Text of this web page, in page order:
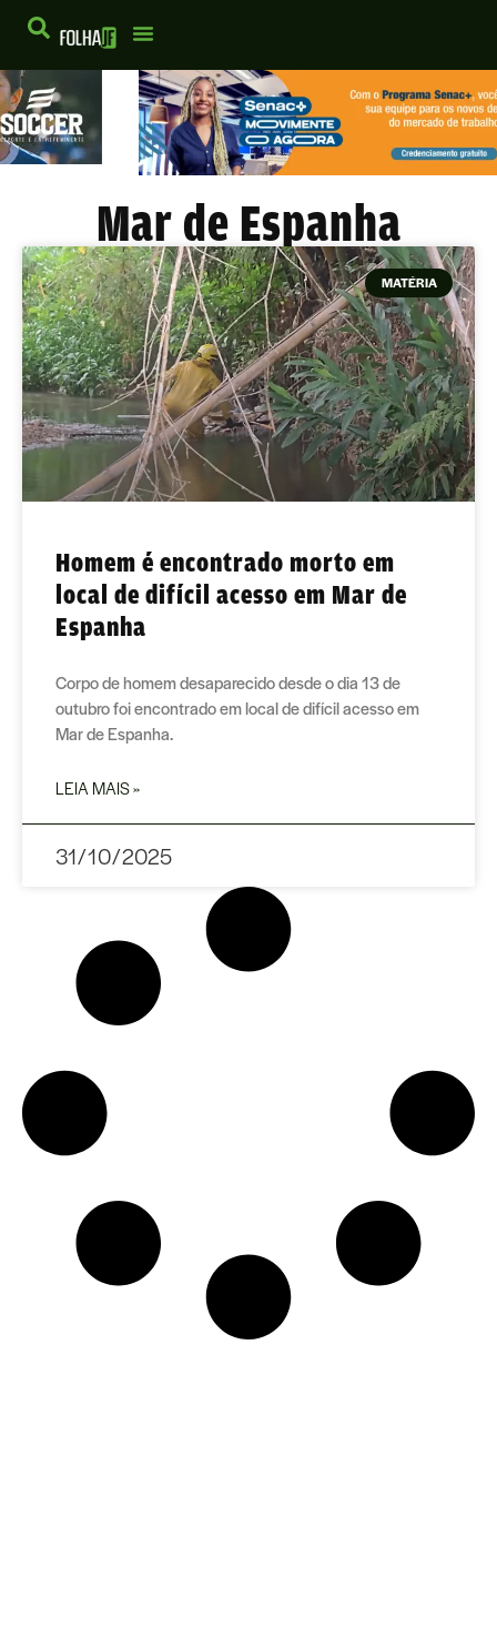
Mar de Espanha
MATÉRIA
Homem é encontrado morto em
local de difícil acesso em Mar de
Espanha
Corpo de homem desaparecido desde o dia 13 de
outubro foi encontrado em local de difícil acesso em
Mar de Espanha.
LEIA MAIS »
31/10/2025